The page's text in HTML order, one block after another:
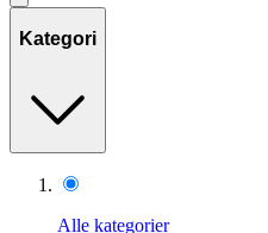
Kategori
Alle kategorier